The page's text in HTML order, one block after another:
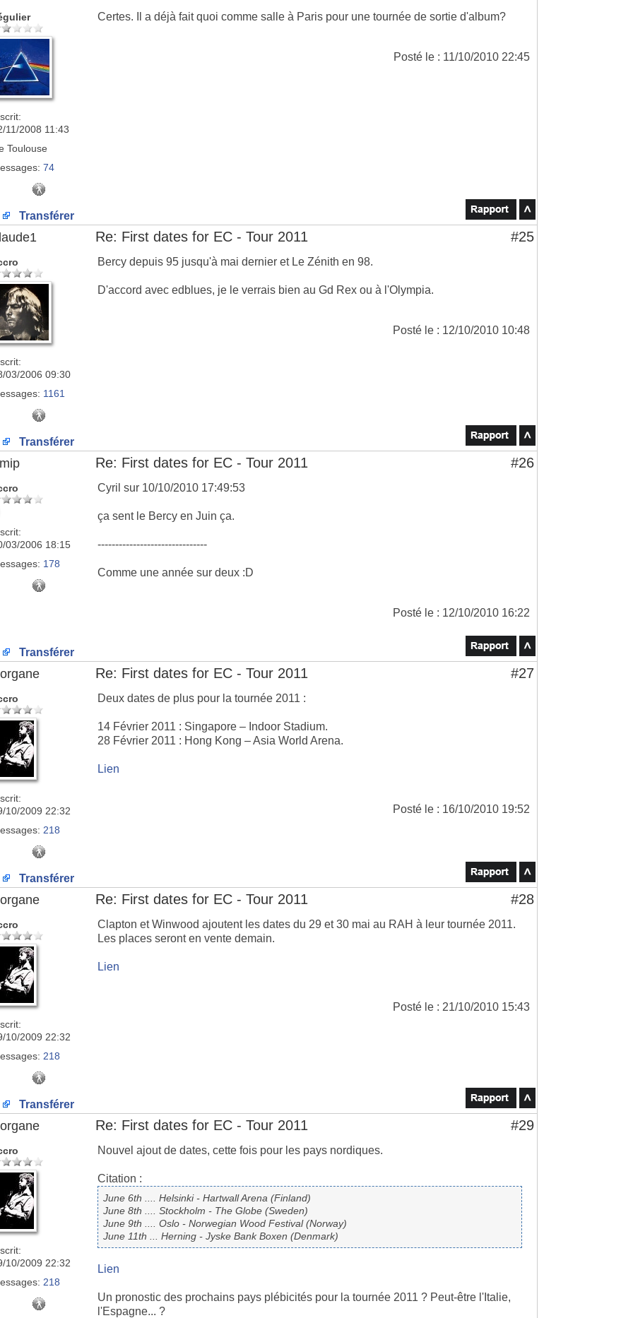
11/2008 11:43
Toulouse
74
Certes. Il a déjà fait quoi comme salle à Paris pour une tournée de sortie d'album?
Posté le : 11/10/2010 22:45
Transférer
Re: First dates for EC - Tour 2011 #25
03/2006 09:30
1161
Bercy depuis 95 jusqu'à mai dernier et Le Zénith en 98.
D'accord avec edblues, je le verrais bien au Gd Rex ou à l'Olympia.
Posté le : 12/10/2010 10:48
Transférer
Re: First dates for EC - Tour 2011 #26
03/2006 18:15
178
Cyril sur 10/10/2010 17:49:53
ça sent le Bercy en Juin ça.
-------------------------------
Comme une année sur deux :D
Posté le : 12/10/2010 16:22
Transférer
Re: First dates for EC - Tour 2011 #27
10/2009 22:32
218
Deux dates de plus pour la tournée 2011 :
14 Février 2011 : Singapore – Indoor Stadium.
28 Février 2011 : Hong Kong – Asia World Arena.
Lien
Posté le : 16/10/2010 19:52
Transférer
Re: First dates for EC - Tour 2011 #28
10/2009 22:32
218
Clapton et Winwood ajoutent les dates du 29 et 30 mai au RAH à leur tournée 2011.
Les places seront en vente demain.
Lien
Posté le : 21/10/2010 15:43
Transférer
Re: First dates for EC - Tour 2011 #29
10/2009 22:32
218
Nouvel ajout de dates, cette fois pour les pays nordiques.
Citation :
June 6th .... Helsinki - Hartwall Arena (Finland)
June 8th .... Stockholm - The Globe (Sweden)
June 9th .... Oslo - Norwegian Wood Festival (Norway)
June 11th ... Herning - Jyske Bank Boxen (Denmark)
Lien
Un pronostic des prochains pays plébicités pour la tournée 2011 ? Peut-être l'Italie,
l'Espagne... ?